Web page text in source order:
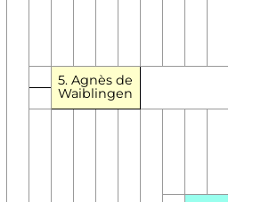
5. Agnès de
Waiblingen